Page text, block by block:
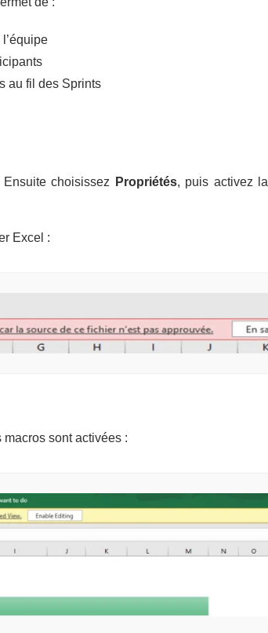
au fil des Sprints
choisissez Propriétés, puis activez
Excel :
sont activées :